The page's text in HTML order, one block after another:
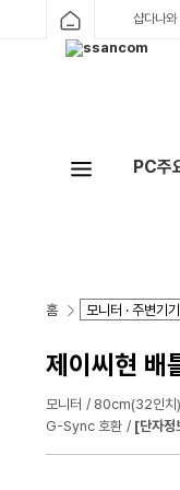
샵다나와
PC주
홈
제이씨현
모니터 80cm(32인치)
G-Sync 호환
[단자정